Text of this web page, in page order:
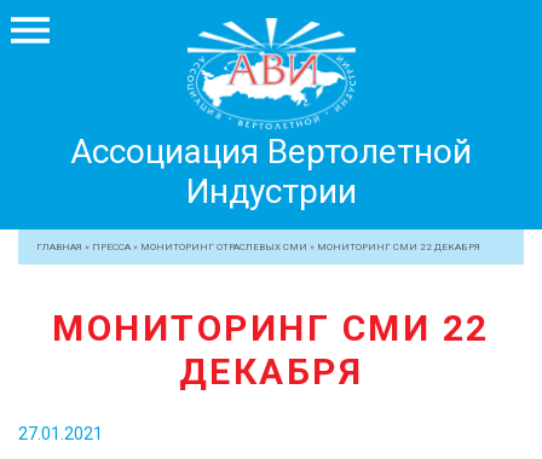
Ассоциация Вертолетной
Индустрии
Вертолетной
Индустрии
+7 499 755 99 29
ЧЛЕНЫ АВИ
МЕРОПРИЯТИЯ
ЖУРНАЛ
ГЛАВНАЯ » ПРЕССА » МОНИТОРИНГ ОТРАСЛЕВЫХ СМИ » МОНИТОРИНГ СМИ 22 ДЕКАБРЯ
МОНИТОРИНГ СМИ 22
ДЕКАБРЯ
27.01.2021